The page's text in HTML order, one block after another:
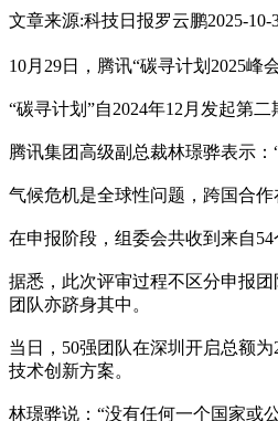
文章来源:科技日报罗云鹏2025-10-
10月29日，腾讯“碳寻计划2025峰
“碳寻计划”自2024年12月发起第
腾讯集团高级副总裁林璟骅表示
气候危机是全球性问题，跨国合
在申报阶段，组委会共收到来自
据悉，此次评审过程不区分申报
团队亦跻身其中。
当日，50强团队在深圳开启总额
技术创新方案。
林璟骅说：“没有任何一个国家或